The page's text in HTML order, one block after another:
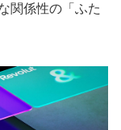
関係性の「ふた